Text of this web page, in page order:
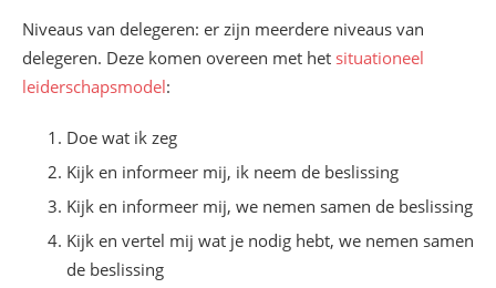
Niveaus van delegeren: er zijn meerdere niveaus van
delegeren. Deze komen overeen met het situationeel
leiderschapsmodel:
Doe wat ik zeg
Kijk en informeer mij, ik neem de beslissing
Kijk en informeer mij, we nemen samen de beslissing
Kijk en vertel mij wat je nodig hebt, we nemen samen
de beslissing